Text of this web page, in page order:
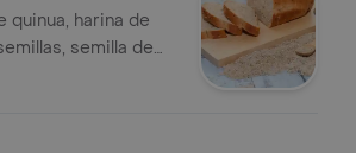
quinua, harina de
semilla de
ajonjolí, producto